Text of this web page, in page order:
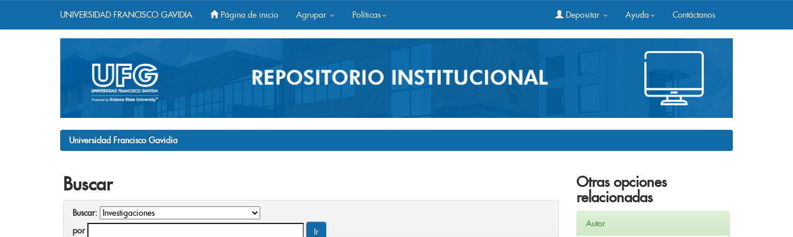
UNIVERSIDAD FRANCISCO GAVIDIA Página de inicio Agrupar Políticas Depositar Ayuda Contáctanos
Universidad Francisco Gavidia
Buscar
Buscar:
por
Otras opciones
relacionadas
Autor